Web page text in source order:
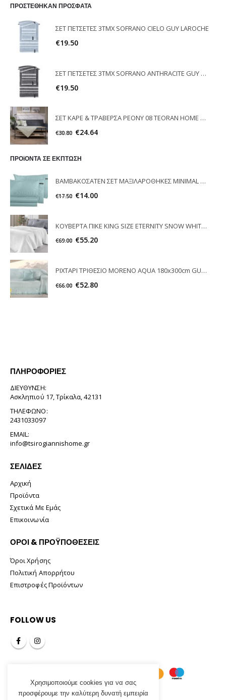
ΠΡΟΣΤΕΘΗΚΑΝ ΠΡΟΣΦΑΤΑ
ΣΕΤ ΠΕΤΣΕΤΕΣ 3ΤΜΧ SOFRANO CIELO GUY LAROCHE
€19.50
ΣΕΤ ΠΕΤΣΕΤΕΣ 3ΤΜΧ SOFRANO ANTHRACITE GUY LAROCHE
€19.50
ΣΕΤ ΚΑΡΕ & ΤΡΑΒΕΡΣΑ PEONY 08 TEORAN HOME & MORE
€30.80 €24.64
ΠΡΟϊΟΝΤΑ ΣΕ ΕΚΠΤΩΣΗ
ΒΑΜΒΑΚΟΣΑΤΕΝ ΣΕΤ ΜΑΞΙΛΑΡΟΘΗΚΕΣ MINIMAL OCEAN GUY LAROCHE
€17.50 €14.00
ΚΟΥΒΕΡΤΑ ΠΙΚΕ KING SIZE ETERNITY SNOW WHITE GUY LAROCHE
€69.00 €55.20
ΡΙΧΤΑΡΙ ΤΡΙΘΕΣΙΟ MORENO AQUA 180x300cm GUY LAROCHE
€66.00 €52.80
ΠΛΗΡΟΦΟΡΊΕΣ
ΔΙΕΎΘΥΝΣΗ:
Ασκληπιού 17, Τρίκαλα, 42131
ΤΗΛΈΦΩΝΟ:
2431033097
EMAIL:
info@tsirogiannishome.gr
ΣΕΛΊΔΕΣ
Αρχική
Προϊόντα
Σχετικά Με Εμάς
Επικοινωνία
ΟΡΟΙ & ΠΡΟΫΠΟΘΕΣΕΙΣ
Όροι Χρήσης
Πολιτική Απορρήτου
Επιστροφές Προϊόντων
FOLLOW US
Χρησιμοποιούμε cookies για να σας
προσφέρουμε την καλύτερη δυνατή εμπειρία